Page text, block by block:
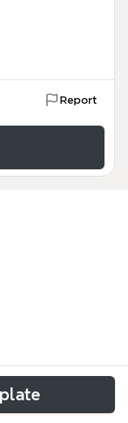
Report
數據的核心工